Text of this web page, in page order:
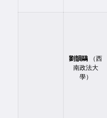
劉韻鷗
（西
南政法大
學）